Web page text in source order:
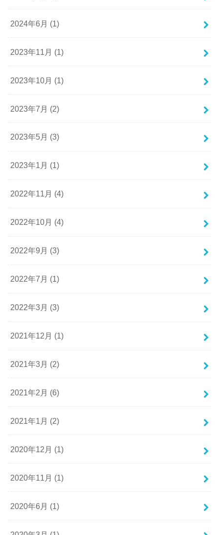
2024年6月 (1)
2023年11月 (1)
2023年10月 (1)
2023年7月 (2)
2023年5月 (3)
2023年1月 (1)
2022年11月 (4)
2022年10月 (4)
2022年9月 (3)
2022年7月 (1)
2022年3月 (3)
2021年12月 (1)
2021年3月 (2)
2021年2月 (6)
2021年1月 (2)
2020年12月 (1)
2020年11月 (1)
2020年6月 (1)